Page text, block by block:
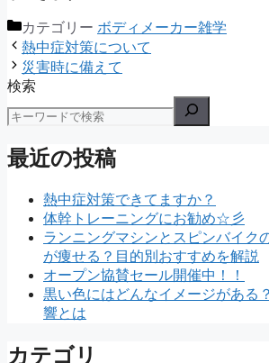
カテゴリー ボディメーカー雑学
熱中症対策について
災害時に備えて
検索
最近の投稿
熱中症対策できてますか？
体幹トレーニングにお勧め☆彡
ランニングマシンとスピンバイク
が痩せる？目的別おすすめを解説
オープン協賛セール開催中！！
黒い色にはどんなイメージがある
響とは
カテゴリ